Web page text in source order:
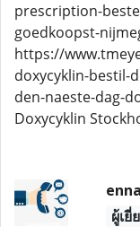
prescription-
goedkoopst-
https://
doxycyklin-bestil-
den-naeste-dag-
Doxycyklin
ผู้เ